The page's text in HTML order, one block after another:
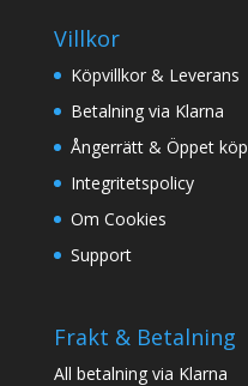
Villkor
Köpvillkor & Leverans
Betalning via Klarna
Ångerrätt & Öppet köp
Integritetspolicy
Om Cookies
Support
Frakt & Betalning
All betalning via Klarna